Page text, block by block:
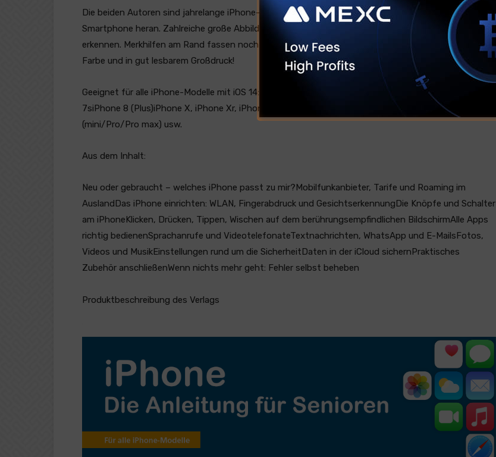
Die beiden Autoren sind jahrelange iPhone-Experten und führen Sie Schritt für Schritt an Ihr neues
Smartphone heran. Zahlreiche große Abbildungen helfen Ihnen, jeden Schaltknopf deutlich zu
erkennen. Merkhilfen am Rand fassen noch einmal das Wichtigste zusammen. Natürlich komplett in
Farbe und in gut lesbarem Großdruck!
Geeignet für alle iPhone-Modelle mit iOS 14: iPhone SE, iPhone SE 2iPhone 6s (Plus)iPhone 7, iPhone
7siPhone 8 (Plus)iPhone X, iPhone Xr, iPhone Xs (Max)iPhone 11 (Pro/Pro Max)iPhone 12
(mini/Pro/Pro max) usw.
Aus dem Inhalt:
Neu oder gebraucht – welches iPhone passt zu mir?Mobilfunkanbieter, Tarife und Roaming im
AuslandDas iPhone einrichten: WLAN, Fingerabdruck und GesichtserkennungDie Knöpfe und Schalter
am iPhoneKlicken, Drücken, Tippen, Wischen auf dem berührungsempfindlichen BildschirmAlle Apps
richtig bedienenSprachanrufe und VideotelefonateTextnachrichten, WhatsApp und E-MailsFotos,
Videos und MusikEinstellungen rund um die SicherheitDaten in der iCloud sichernPraktisches
Zubehör anschließenWenn nichts mehr geht: Fehler selbst beheben
Produktbeschreibung des Verlags